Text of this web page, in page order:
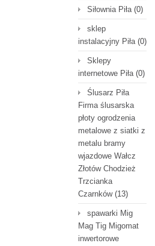
Siłownia Piła(0)
sklep
instalacyjny Piła(0)
Sklepy
internetowe Piła(0)
Ślusarz Piła
Firma ślusarska
płoty ogrodzenia
metalowe z siatki z
metalu bramy
wjazdowe Wałcz
Złotów Chodzież
Trzcianka
Czarnków(13)
spawarki Mig
Mag Tig Migomat
inwertorowe